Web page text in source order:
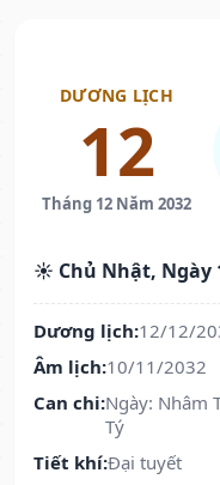
DƯƠNG LỊCH
12
Tháng 12 Năm 2032
☀️ Chủ Nhật, Ngày
Dương lịch:12/12/
Âm lịch:10/11/2032
Can chi:Ngày: Nhâm
Tý
Tiết khí:Đại tuyết